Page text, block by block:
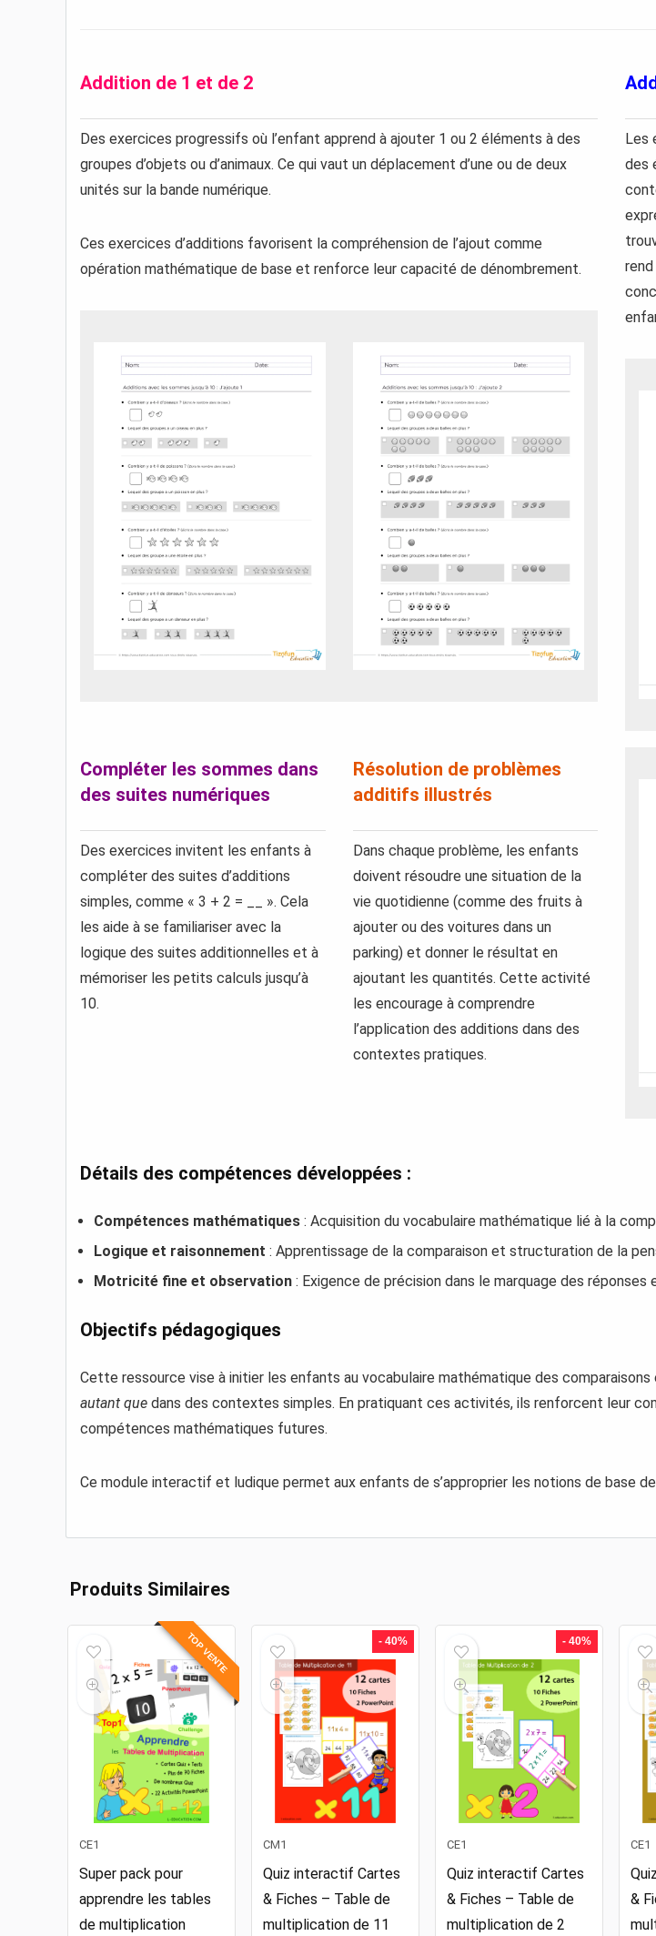
Addition de 1 et de 2
Des exercices progressifs où l’enfant apprend à ajouter 1 ou 2 éléments à des
groupes d’objets ou d’animaux. Ce qui vaut un déplacement d’une ou de deux
unités sur la bande numérique.
Ces exercices d’additions favorisent la compréhension de l’ajout comme
opération mathématique de base et renforce leur capacité de dénombrement.
Les
des
Compléter les sommes dans
des suites numériques
Des exercices invitent les enfants à
compléter des suites d’additions
simples, comme « 3 + 2 = __ ». Cela
les aide à se familiariser avec la
logique des suites additionnelles et à
mémoriser les petits calculs jusqu’à
10.
Résolution de problèmes
additifs illustrés
Dans chaque problème, les enfants
doivent résoudre une situation de la
vie quotidienne (comme des fruits à
ajouter ou des voitures dans un
parking) et donner le résultat en
ajoutant les quantités. Cette activité
les encourage à comprendre
l’application des additions dans des
contextes pratiques.
Détails des compétences développées :
Compétences mathématiques : Acquisition du vocabulaire mathématique lié à la
Logique et raisonnement : Apprentissage de la comparaison et structuration de la
Motricité fine et observation : Exigence de précision dans le marquage des
Objectifs pédagogiques
Cette ressource vise à initier les enfants au vocabulaire mathématique des
autant que dans des contextes simples. En pratiquant ces activités, ils renforcent leur
compétences mathématiques futures.
Ce module interactif et ludique permet aux enfants de s’approprier les notions de base
Produits Similaires
TOP VENTE
CE1
Super pack pour
apprendre les tables
de multiplication
- 40%
CM1
Quiz interactif Cartes
& Fiches – Table de
multiplication de 11
- 40%
CE1
Quiz interactif Cartes
& Fiches – Table de
multiplication de 2
CE1
&